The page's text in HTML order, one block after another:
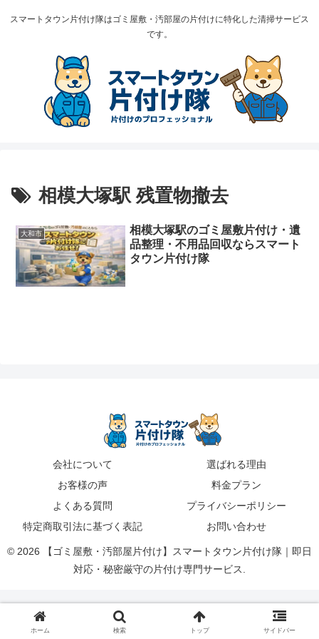
スマートタウン片付け隊はゴミ屋敷・汚部屋の片付けに特化した清掃サービス
です。
相模大塚駅 残置物撤去
大和市
相模大塚駅のゴミ屋敷片付け・遺
品整理・不用品回収ならスマート
タウン片付け隊
会社について
選ばれる理由
お客様の声
料金プラン
よくある質問
プライバシーポリシー
特定商取引法に基づく表記
お問い合わせ
© 2026 【ゴミ屋敷・汚部屋片付け】スマートタウン片付け隊｜即日
対応・秘密厳守の片付け専門サービス.
ホーム 検索 トップ サイドバー